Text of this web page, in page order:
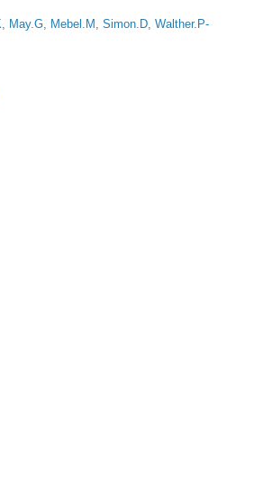
May.G Mebel.M Simon.D Walther.P-